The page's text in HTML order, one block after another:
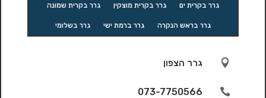
גרר בקרית ים גרר בקרית מוצקין גרר בקרית שמונה
גרר בראש הנקרה גרר ברמת ישי גרר בשלומי
 גרר הצפון

073-7750566